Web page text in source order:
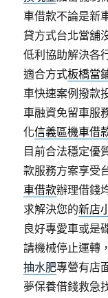
車借款不論是新
貸方式台北當舖
低利協助解決各
適合方式板橋當
車快速案例撥款
車融資免留車服
化信義區機車借
目前合法穩定優
款服務方案享受
車借款辦理借錢
求解決您的新店
良好專愛車或是
請機械停止運轉
抽水肥專營有店
夢保養借錢救急